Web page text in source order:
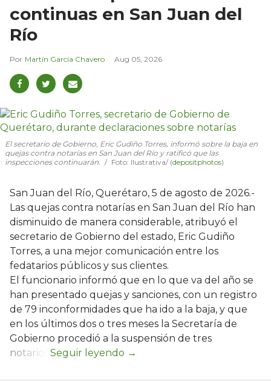
continuas en San Juan del
Río
Martín García Chavero Aug 05, 2026
El secretario de Gobierno, Eric Gudiño Torres, informó sobre la baja en
quejas contra notarías en San Juan del Río y ratificó que las
inspecciones continuarán.
Foto: Ilustrativa/ (depositphotos)
San Juan del Río, Querétaro, 5 de agosto de 2026.-
Las quejas contra notarías en San Juan del Río han
disminuido de manera considerable, atribuyó el
secretario de Gobierno del estado, Eric Gudiño
Torres, a una mejor comunicación entre los
fedatarios públicos y sus clientes.
El funcionario informó que en lo que va del año se
han presentado quejas y sanciones, con un registro
de 79 inconformidades que ha ido a la baja, y que
en los últimos dos o tres meses la Secretaría de
Gobierno procedió a la suspensión de tres
notarios.